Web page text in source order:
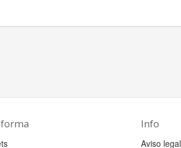
Info
Aviso legal